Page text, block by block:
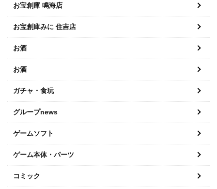
お宝創庫 鳴海店
お宝創庫みに 住吉店
お酒
お酒
ガチャ・食玩
グループnews
ゲームソフト
ゲーム本体・パーツ
コミック